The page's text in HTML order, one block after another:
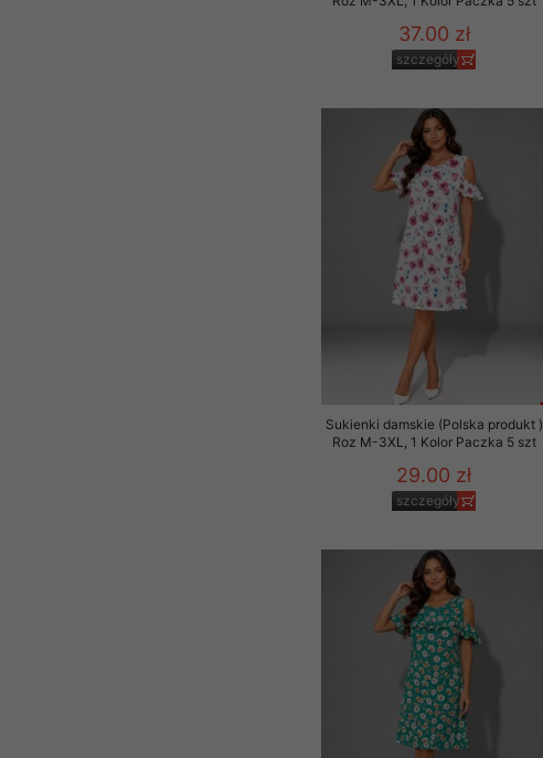
37.00 zł
szczegóły
Sukienki damskie (Polska produkt )
Roz M-3XL, 1 Kolor Paczka 5 szt
29.00 zł
szczegóły